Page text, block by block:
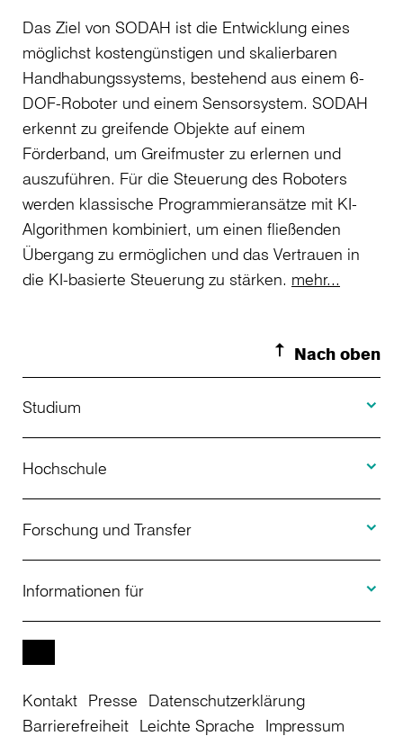
Das Ziel von SODAH ist die Entwicklung eines
möglichst kostengünstigen und skalierbaren
Handhabungssystems, bestehend aus einem 6-
DOF-Roboter und einem Sensorsystem. SODAH
erkennt zu greifende Objekte auf einem
Förderband, um Greifmuster zu erlernen und
auszuführen. Für die Steuerung des Roboters
werden klassische Programmieransätze mit KI-
Algorithmen kombiniert, um einen fließenden
Übergang zu ermöglichen und das Vertrauen in
die KI-basierte Steuerung zu stärken. mehr...
Nach oben
Studium
Studienangebot
Bewerbung
Studienberatung
Weiterbildung
Studienkolleg
Hochschule
Über uns
Aktuelles
Einrichtungen
Forschung und Transfer
Projekte
Informationen für
Studierende
Kontakt Presse
Datenschutzerklärung
Barrierefreiheit Leichte Sprache Impressum